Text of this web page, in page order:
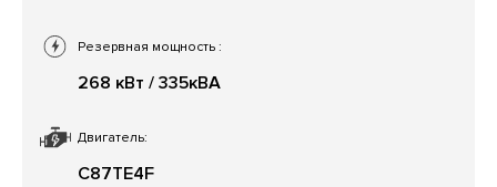
Двигатель:
C87TE4F
Резервная мощность :
268 кВт / 335кВА